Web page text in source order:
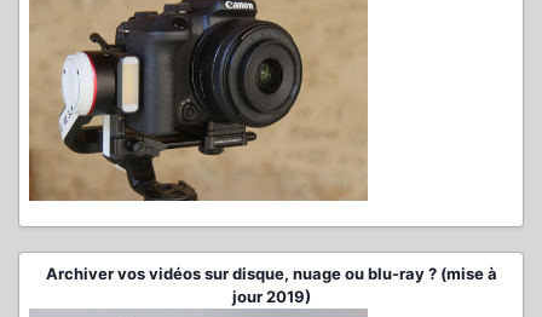
Archiver vos vidéos sur disque, nuage ou blu-ray ? (mise à
jour 2019)